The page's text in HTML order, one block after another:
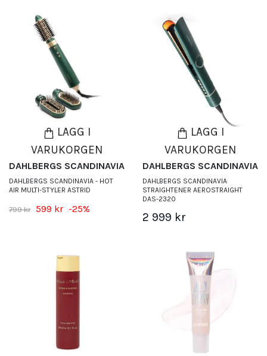
LÄGG I
VARUKORGEN
DAHLBERGS SCANDINAVIA
DAHLBERGS SCANDINAVIA - HOT
AIR MULTI-STYLER ASTRID
799 kr 599 kr -25%
LÄGG I
VARUKORGEN
DAHLBERGS SCANDINAVIA
DAHLBERGS SCANDINAVIA
STRAIGHTENER AEROSTRAIGHT
DAS-2320
2 999 kr